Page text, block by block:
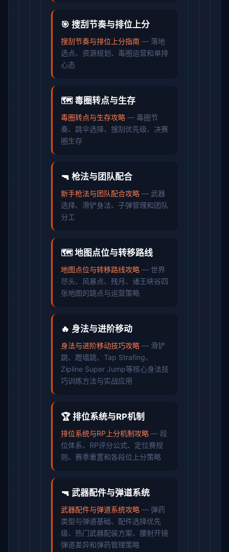
🎯 搜刮节奏与排位上分
搜刮节奏与排位上分指南 — 落地
选点、资源规划、毒圈运营和单排
心态
🗺️ 毒圈转点与生存
毒圈转点与生存攻略 — 毒圈节
奏、跳伞选择、搜刮优先级、决赛
圈生存
🔫 枪法与团队配合
新手枪法与团队配合攻略 — 武器
选择、滑铲身法、子弹管理和团队
分工
🗺️ 地图点位与转移路线
地图点位与转移路线攻略 — 世界
尽头、风暴点、残月、诸王峡谷四
张地图的跳点与运营策略
🔥 身法与进阶移动
身法与进阶移动技巧攻略 — 滑铲
跳、蹬墙跳、Tap Strafing、
Zipline Super Jump等核心身法技
巧训练方法与实战应用
🏆 排位系统与RP机制
排位系统与RP上分机制攻略 — 段
位体系、RP评分公式、定位赛规
则、赛季重置和各段位上分策略
🔫 武器配件与弹道系统
武器配件与弹道系统攻略 — 弹药
类型与弹道基础、配件选择优先
级、热门武器配装方案、腰射开镜
弹道差异和弹药管理策略